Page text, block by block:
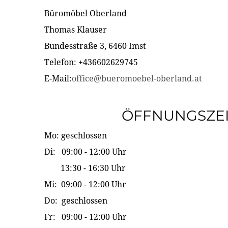
Büromöbel Oberland
Thomas Klauser
Bundesstraße 3, 6460 Imst
Telefon: +436602629745
E-Mail:office@bueromoebel-oberland.at
Mo: geschlossen
Di: 09:00 - 12:00 Uhr
13:30 - 16:30 Uhr
Mi: 09:00 - 12:00 Uhr
Do: geschlossen
Fr: 09:00 - 12:00 Uhr